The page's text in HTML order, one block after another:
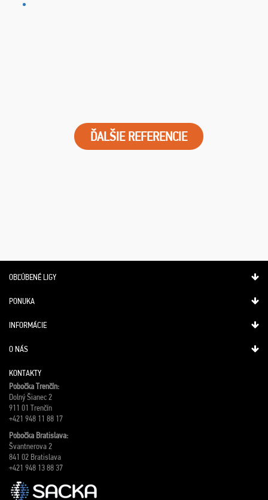
ĎALŠIE REFERENCIE
OBĽÚBENÉ LIGY
PONUKA
INFORMÁCIE
O NÁS
KONTAKTY
Pobočka Trenčín:
Dolný Šianec 2
911 01 Trenčín
+421 948 11 88 17
Pobočka Bratislava:
Švantnerova 2
841 02 Bratislava
+421 948 13 88 37